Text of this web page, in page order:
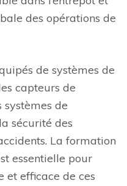
des opérations de
de systèmes de
capteurs de
systèmes de
sécurité des
La formation
essentielle pour
et efficace de ces